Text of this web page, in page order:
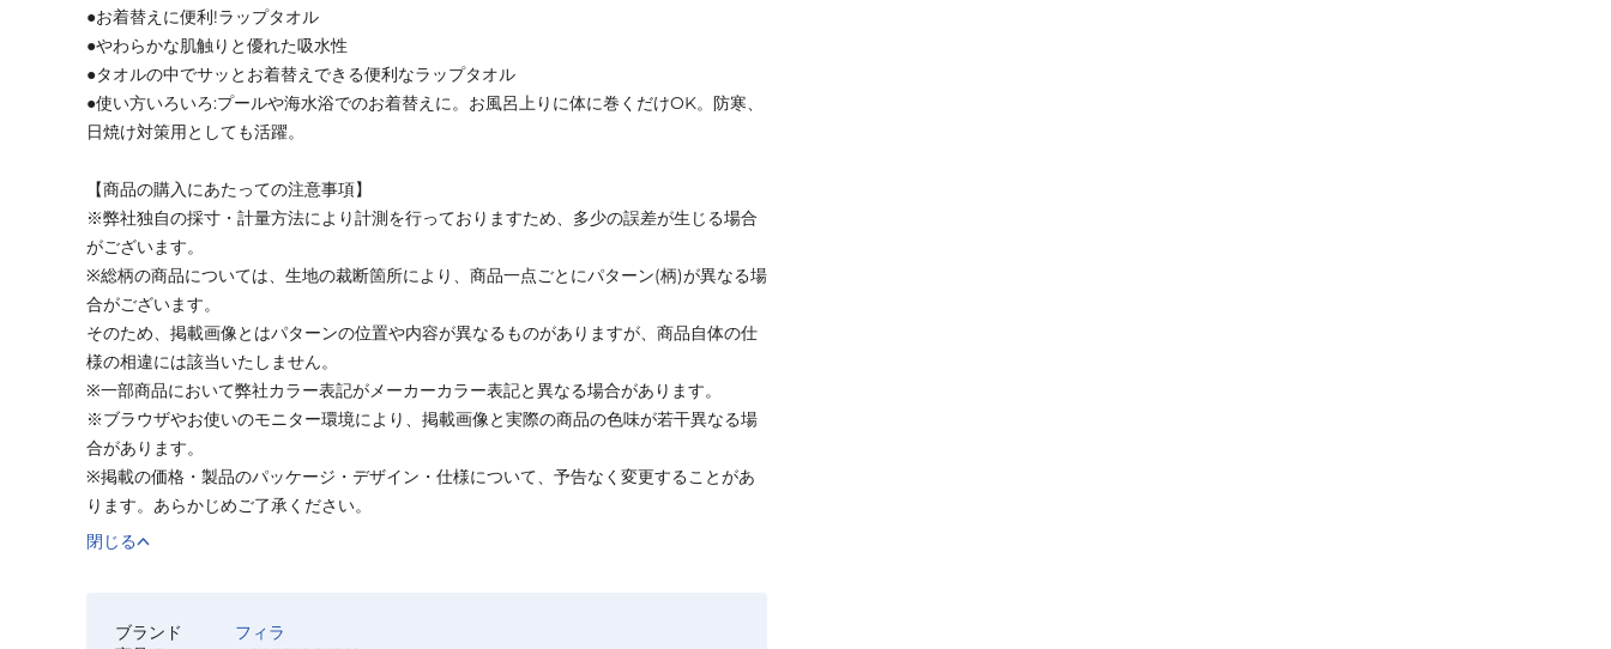
●お着替えに便利!ラップタオル
●やわらかな肌触りと優れた吸水性
●タオルの中でサッとお着替えできる便利なラップタオル
●使い方いろいろ:プールや海水浴でのお着替えに。お風呂上りに体に巻くだけOK。防寒、
日焼け対策用としても活躍。
【商品の購入にあたっての注意事項】
※弊社独自の採寸・計量方法により計測を行っておりますため、多少の誤差が生じる場合
がございます。
※総柄の商品については、生地の裁断箇所により、商品一点ごとにパターン(柄)が異なる場
合がございます。
そのため、掲載画像とはパターンの位置や内容が異なるものがありますが、商品自体の仕
様の相違には該当いたしません。
※一部商品において弊社カラー表記がメーカーカラー表記と異なる場合があります。
※ブラウザやお使いのモニター環境により、掲載画像と実際の商品の色味が若干異なる場
合があります。
※掲載の価格・製品のパッケージ・デザイン・仕様について、予告なく変更することがあ
ります。あらかじめご了承ください。
閉じる
ブランド
フィラ